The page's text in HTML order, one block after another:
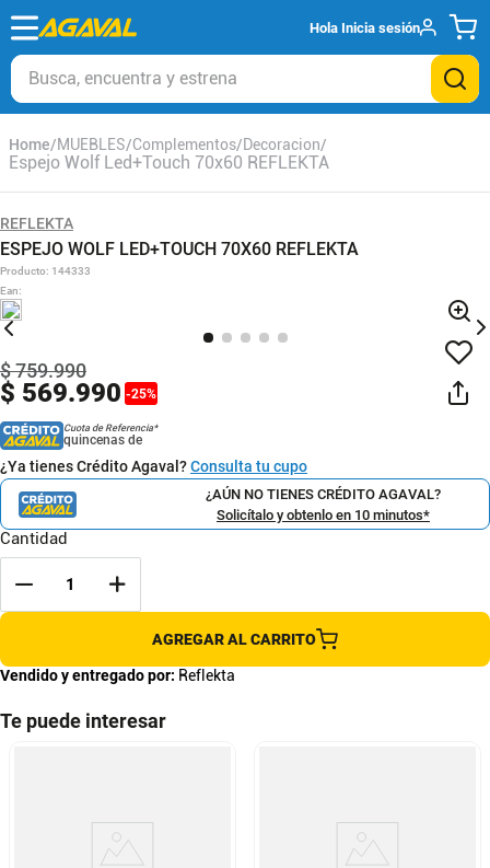
Hola Inicia sesión
Busca, encuentra y estrena
MUEBLES Complementos Decoracion
Espejo Wolf Led+Touch 70x60 REFLEKTA
REFLEKTA
ESPEJO WOLF LED+TOUCH 70X60 REFLEKTA
Producto: 144333
Ean:
$ 569.990 -25%
$759.990
Cuota de Referencia*
quincenas de
¿Ya tienes Crédito Agaval?Consulta tu cupo
¿AÚN NO TIENES CRÉDITO AGAVAL?
Solicítalo y obtenlo en 10 minutos*
Cantidad
AGREGAR AL CARRITO
Vendido y entregado por: Reflekta
Te puede interesar